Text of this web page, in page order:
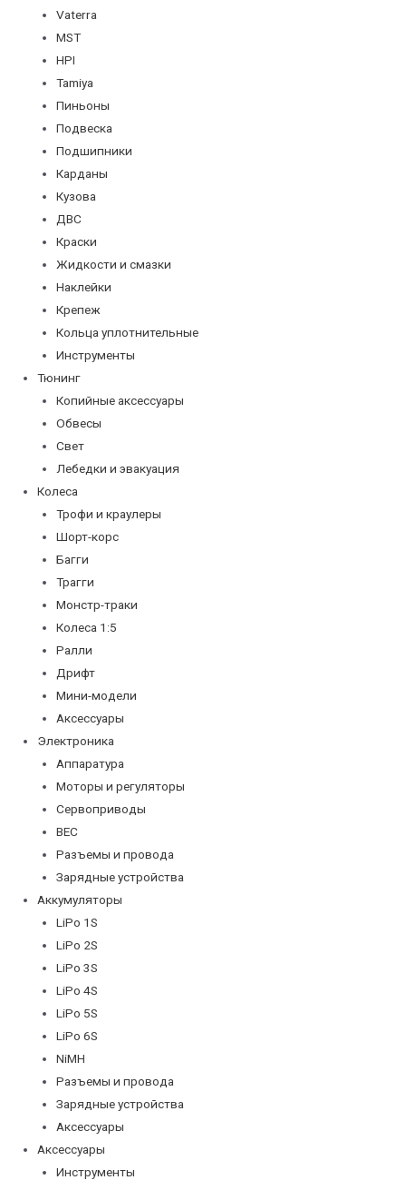
Vaterra
MST
HPI
Tamiya
Пиньоны
Подвеска
Подшипники
Карданы
Кузова
ДВС
Краски
Жидкости и смазки
Наклейки
Крепеж
Кольца уплотнительные
Инструменты
Тюнинг
Копийные аксессуары
Обвесы
Свет
Лебедки и эвакуация
Колеса
Трофи и краулеры
Шорт-корс
Багги
Трагги
Монстр-траки
Колеса 1:5
Ралли
Дрифт
Мини-модели
Аксессуары
Электроника
Аппаратура
Моторы и регуляторы
Сервоприводы
BEC
Разъемы и провода
Зарядные устройства
Аккумуляторы
LiPo 1S
LiPo 2S
LiPo 3S
LiPo 4S
LiPo 5S
LiPo 6S
NiMH
Разъемы и провода
Зарядные устройства
Аксессуары
Аксессуары
Инструменты